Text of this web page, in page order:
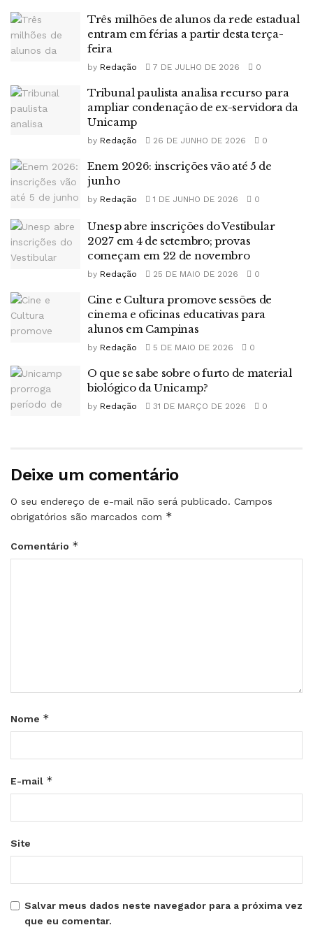
Três milhões de alunos da rede estadual
entram em férias a partir desta terça-
feira
by Redação 7 DE JULHO DE 2026 0
Tribunal paulista analisa recurso para
ampliar condenação de ex-servidora da
Unicamp
by Redação 26 DE JUNHO DE 2026 0
Enem 2026: inscrições vão até 5 de
junho
by Redação 1 DE JUNHO DE 2026 0
Unesp abre inscrições do Vestibular
2027 em 4 de setembro; provas
começam em 22 de novembro
by Redação 25 DE MAIO DE 2026 0
Cine e Cultura promove sessões de
cinema e oficinas educativas para
alunos em Campinas
by Redação 5 DE MAIO DE 2026 0
O que se sabe sobre o furto de material
biológico da Unicamp?
by Redação 31 DE MARÇO DE 2026 0
Deixe um comentário
O seu endereço de e-mail não será publicado. Campos
obrigatórios são marcados com *
Comentário *
Nome *
E-mail *
Site
Salvar meus dados neste navegador para a próxima vez
que eu comentar.